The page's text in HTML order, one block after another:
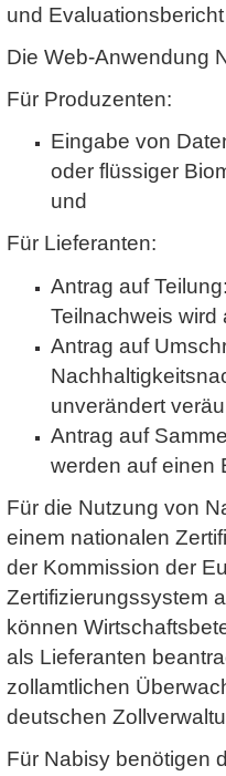
und
Die Web-Anwendung
Für Produzenten:
Eingabe von
oder flüssiger
und
Für Lieferanten:
Antrag auf
Teilnachweis wird
Antrag auf
unverändert
Antrag auf
werden auf einen
Für die Nutzung von
einem nationalen
der Kommission der
Zertifizierungssystem
können
als Lieferanten
zollamtlichen
deutschen
Für Nabisy benötigen